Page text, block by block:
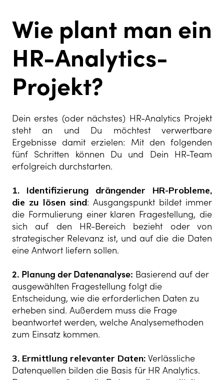
Wie plant man ein
HR-Analytics-
Projekt?
Dein erstes (oder nächstes) HR-Analytics Projekt
steht an und Du möchtest verwertbare
Ergebnisse damit erzielen: Mit den folgenden
fünf Schritten können Du und Dein HR-Team
erfolgreich durchstarten.
1. Identifizierung drängender HR-Probleme,
die zu lösen sind: Ausgangspunkt bildet immer
die Formulierung einer klaren Fragestellung, die
sich auf den HR-Bereich bezieht oder von
strategischer Relevanz ist, und auf die die Daten
eine Antwort liefern sollen.
2. Planung der Datenanalyse: Basierend auf der
ausgewählten Fragestellung folgt die
Entscheidung, wie die erforderlichen Daten zu
erheben sind. Außerdem muss die Frage
beantwortet werden, welche Analysemethoden
zum Einsatz kommen.
3. Ermittlung relevanter Daten: Verlässliche
Datenquellen bilden die Basis für HR Analytics.